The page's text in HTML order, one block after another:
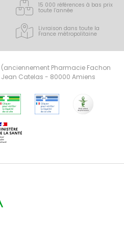
15 000 références à bas prix
toute l’année
Livraison dans toute la
France métropolitaine
Pharmacie Fachon
Jean Catelas - 80000 Amiens